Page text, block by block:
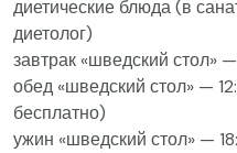
диетические блюда (в
диетолог)
завтрак «шведский стол»
обед «шведский стол» —
бесплатно)
ужин «шведский стол» —